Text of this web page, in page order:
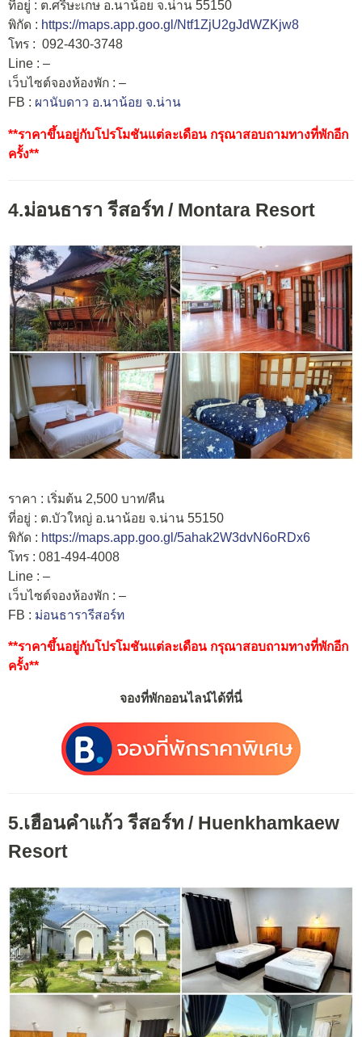
ที่อยู่ : ต.ศรีษะเกษ อ.นาน้อย จ.น่าน 55150
พิกัด : https://maps.app.goo.gl/Ntf1ZjU2gJdWZKjw8
โทร : 092-430-3748
Line : –
เว็บไซต์จองห้องพัก : –
FB : ผานับดาว อ.นาน้อย จ.น่าน
**ราคาขึ้นอยู่กับโปรโมชันแต่ละเดือน กรุณาสอบถามทางที่พักอีก
ครั้ง**
4.ม่อนธารา รีสอร์ท / Montara Resort
ราคา : เริ่มต้น 2,500 บาท/คืน
ที่อยู่ : ต.บัวใหญ่ อ.นาน้อย จ.น่าน 55150
พิกัด : https://maps.app.goo.gl/5ahak2W3dvN6oRDx6
โทร : 081-494-4008
Line : –
เว็บไซต์จองห้องพัก : –
FB : ม่อนธารารีสอร์ท
**ราคาขึ้นอยู่กับโปรโมชันแต่ละเดือน กรุณาสอบถามทางที่พักอีก
ครั้ง**
จองที่พักออนไลน์ได้ที่นี่
5.เฮือนคำแก้ว รีสอร์ท / Huenkhamkaew
Resort